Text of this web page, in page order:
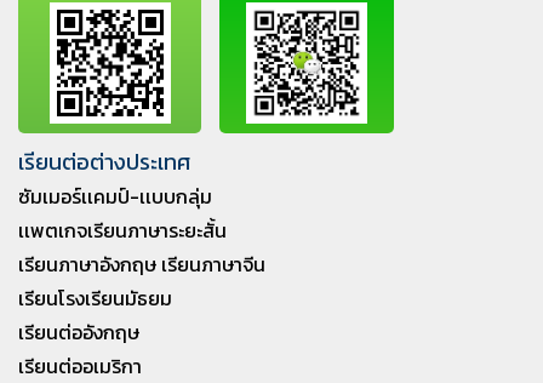
เรียนต่อต่างประเทศ
ซัมเมอร์เเคมป์-เเบบกลุ่ม
เเพตเกจเรียนภาษาระยะสั้น
เรียนภาษาอังกฤษ เรียนภาษาจีน
เรียนโรงเรียนมัธยม
เรียนต่ออังกฤษ
เรียนต่ออเมริกา